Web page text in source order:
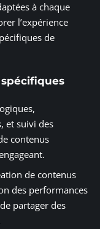
à chaque
l’expérience
de
et suivi des
contenus
de contenus
des performances
partager des